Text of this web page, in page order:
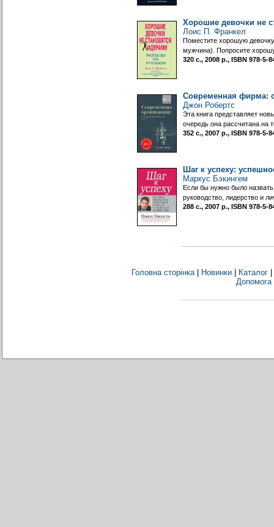
Хорошие девочки не
Лоис П. Франкел
Поместите хорошую
мужчина). Попросите
320 с., 2008 р., ISBN 978-5-
Современная фирма:
Джон Робертс
Эта книга представляет
очередь она рассчитана на
352 с., 2007 р., ISBN 978-5-
Шаг к успеху:
Маркус Бэкингем
Если бы нужно было
руководство, лидерство и
288 с., 2007 р., ISBN 978-5-
Головна сторінка| Новинки| Каталог|
Допомога